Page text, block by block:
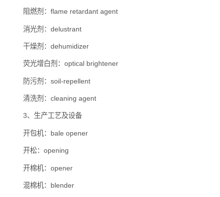
阻燃剂：flame retardant agent
消光剂：delustrant
干燥剂：dehumidizer
荧光增白剂：optical brightener
防污剂：soil-repellent
清洗剂：cleaning agent
3、生产工艺及设备
开包机：bale opener
开松：opening
开棉机：opener
混棉机：blender